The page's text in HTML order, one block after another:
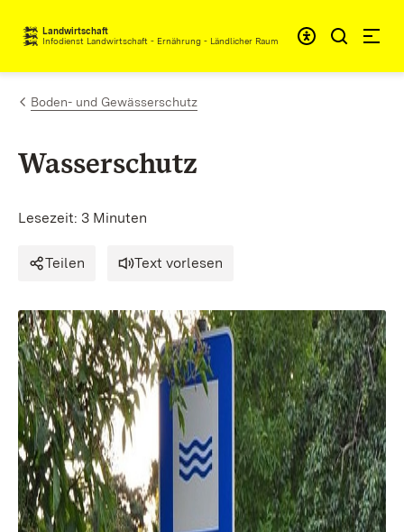
Zum Inhalt springen
Landwirtschaft
Infodienst Landwirtschaft - Ernährung - Ländlicher Raum
Boden- und Gewässerschutz
Wasserschutz
Lesezeit: 3 Minuten
Teilen Text vorlesen